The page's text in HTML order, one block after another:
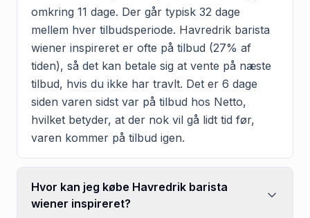
omkring 11 dage. Der går typisk 32 dage
mellem hver tilbudsperiode. Havredrik barista
wiener inspireret er ofte på tilbud (27% af
tiden), så det kan betale sig at vente på næste
tilbud, hvis du ikke har travlt. Det er 6 dage
siden varen sidst var på tilbud hos Netto,
hvilket betyder, at der nok vil gå lidt tid før,
varen kommer på tilbud igen.
Hvor kan jeg købe Havredrik barista
wiener inspireret?